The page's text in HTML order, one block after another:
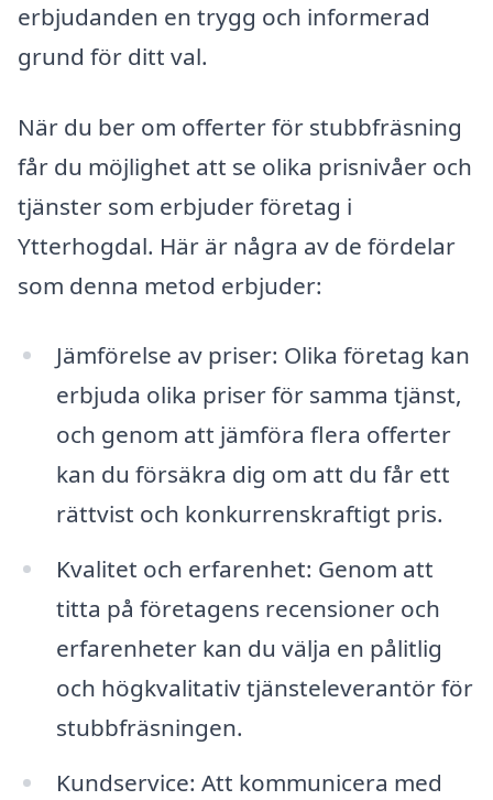
erbjudanden en trygg och informerad
grund för ditt val.
När du ber om offerter för stubbfräsning
får du möjlighet att se olika prisnivåer och
tjänster som erbjuder företag i
Ytterhogdal. Här är några av de fördelar
som denna metod erbjuder:
Jämförelse av priser: Olika företag kan
erbjuda olika priser för samma tjänst,
och genom att jämföra flera offerter
kan du försäkra dig om att du får ett
rättvist och konkurrenskraftigt pris.
Kvalitet och erfarenhet: Genom att
titta på företagens recensioner och
erfarenheter kan du välja en pålitlig
och högkvalitativ tjänsteleverantör för
stubbfräsningen.
Kundservice: Att kommunicera med